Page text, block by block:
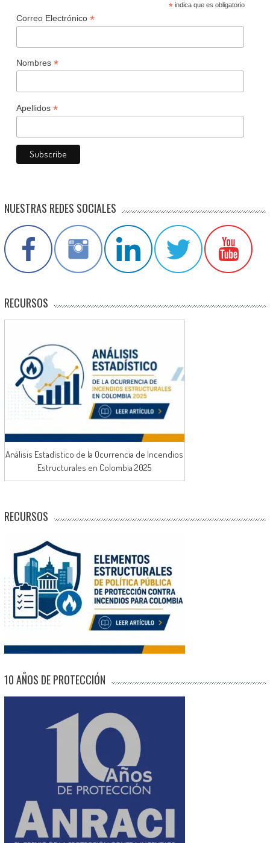
*indica que es obligatorio
Correo Electrónico *
Nombres *
Apellidos *
NUESTRAS REDES SOCIALES
RECURSOS
Análisis Estadístico de la Ocurrencia de Incendios
Estructurales en Colombia 2025
RECURSOS
10 AÑOS DE PROTECCIÓN